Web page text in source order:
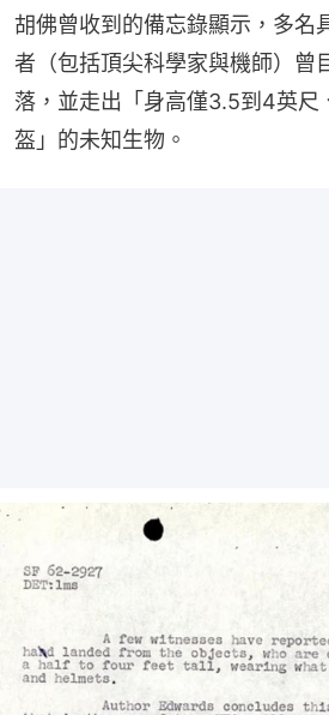
胡佛曾收到的備忘錄顯示，多名
者（包括頂尖科學家與機師）曾
落，並走出「身高僅3.5到4英尺
盔」的未知生物。